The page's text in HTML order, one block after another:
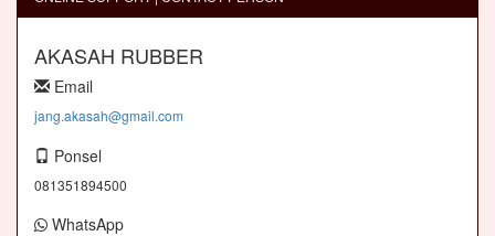
AKASAH RUBBER
Email
jang.akasah@gmail.com
Ponsel
081351894500
WhatsApp